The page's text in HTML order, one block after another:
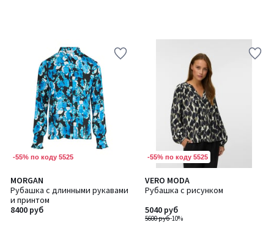
-55% по коду 5525
MORGAN
Рубашка с длинными рукавами
и принтом
8400 руб
-55% по коду 5525
VERO MODA
Рубашка с рисунком
5600 руб-10%
5040 руб
4
/